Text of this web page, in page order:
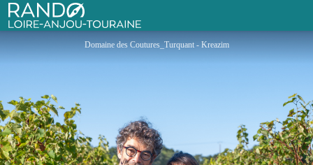
Rando Loire-Anjou-Touraine
Domaine des Coutures
Domaine des Coutures_Turquant - Kreazim